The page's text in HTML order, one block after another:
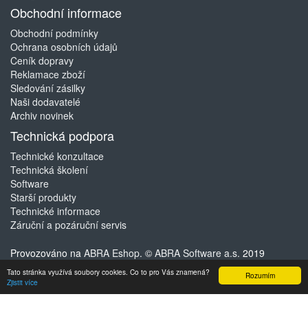
Rozumím
Tato stránka využívá soubory cookies. Co to pro Vás znamená?
Zjistit více
Obchodní informace
Obchodní podmínky
Ochrana osobních údajů
Ceník dopravy
Reklamace zboží
Sledování zásilky
Naši dodavatelé
Archiv novinek
Technická podpora
Technické konzultace
Technická školení
Software
Starší produkty
Technické informace
Záruční a pozáruční servis
Provozováno na ABRA Eshop. © ABRA Software a.s. 2019